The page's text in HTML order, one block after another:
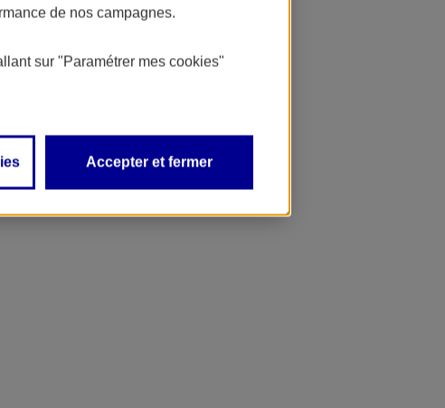
de nos campagnes.
sur "Paramétrer mes cookies"
Accepter et fermer